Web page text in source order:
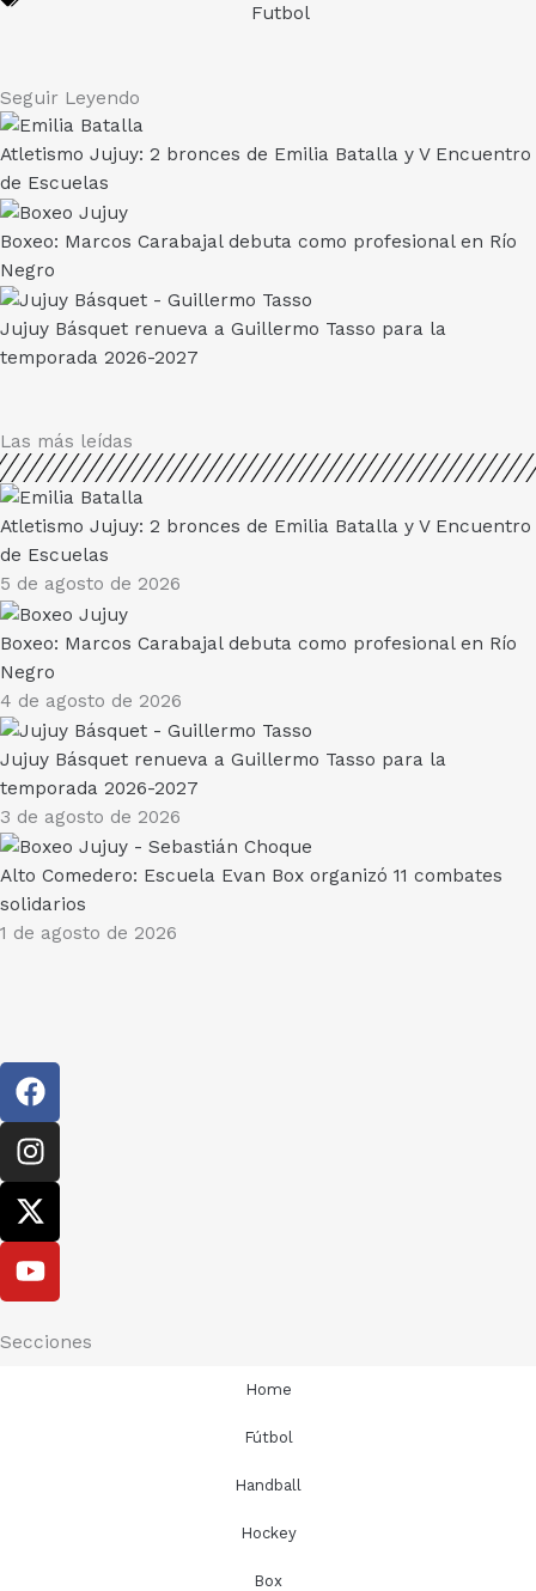
Futbol
Seguir Leyendo
Atletismo Jujuy: 2 bronces de Emilia Batalla y V Encuentro
de Escuelas
Boxeo: Marcos Carabajal debuta como profesional en Río
Negro
Jujuy Básquet renueva a Guillermo Tasso para la
temporada 2026-2027
Las más leídas
Atletismo Jujuy: 2 bronces de Emilia Batalla y V Encuentro
de Escuelas
5 de agosto de 2026
Boxeo: Marcos Carabajal debuta como profesional en Río
Negro
4 de agosto de 2026
Jujuy Básquet renueva a Guillermo Tasso para la
temporada 2026-2027
3 de agosto de 2026
Alto Comedero: Escuela Evan Box organizó 11 combates
solidarios
1 de agosto de 2026
F
a
c
e
b
o
o
k
I
n
s
t
a
g
a
X
-
t
w
t
Y
o
t
Secciones
Home
Fútbol
Handball
Hockey
Box